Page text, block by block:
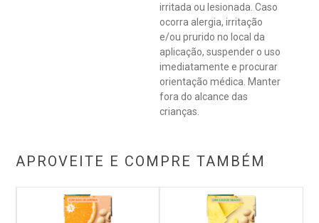
irritada ou lesionada. Caso
ocorra alergia, irritação
e/ou prurido no local da
aplicação, suspender o uso
imediatamente e procurar
orientação médica. Manter
fora do alcance das
crianças.
APROVEITE E COMPRE TAMBÉM